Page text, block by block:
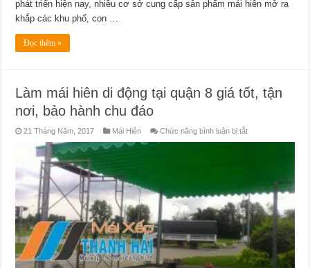
phát triển hiện nay, nhiều cơ sở cung cấp sản phẩm mái hiên mở ra
khắp các khu phố, con …
Đọc thêm »
Làm mái hiên di động tại quận 8 giá tốt, tận
nơi, bảo hành chu đáo
21 Tháng Năm, 2017 Mái Hiên Chức năng bình luận bị tắtở
quận
8
giá
tốt,
tận
nơi,
bảo
hành
chu
đáo